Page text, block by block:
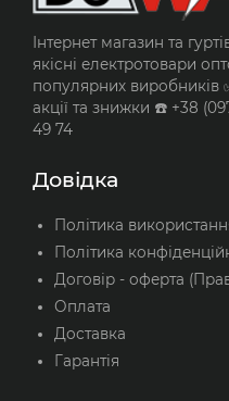
Інтернет магазин та
якісні електротовари
популярних виробників
акції та знижки ☎️ +38
49 74
Довідка
Політика
Політика
Договір - оферта
Оплата
Доставка
Гарантія